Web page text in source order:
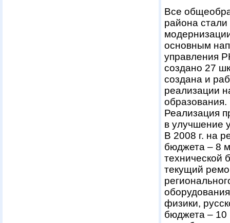
Все
района стали
основным
управления
создано 27
создана и
реализации
образования.
Реализация
в улучшение
В 2008 г. на
бюджета – 8
технической
текущий
физики,
бюджета – 10